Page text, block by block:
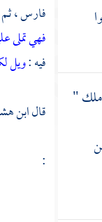
ملك "
فارس،
فهي تملى
فيه :ويل
قالابن
: